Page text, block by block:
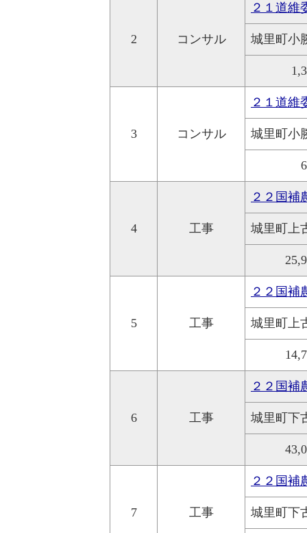
2 コンサル
２１道維
城里町小
3 コンサル
２１道維
城里町小
4 工事
２２国補
城里町上
5 工事
２２国補
城里町上
6 工事
２２国補
城里町下
7 工事
２２国補
城里町下